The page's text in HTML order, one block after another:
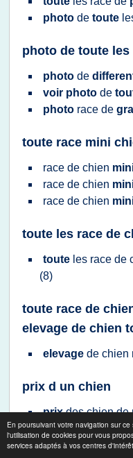
En poursuivant votre navigation sur
l'utilisation de cookies pour vous
services adaptés à vos centres
photo de toute
photo de toute les
photo de
voir photo de
photo race de
toute race mini
race de chien
race de chien
race de chien
toute les race de
toute les race de
(8)
toute race de
elevage de chien
elevage de chien
prix d un chien
prixdeschiende
race de chien de